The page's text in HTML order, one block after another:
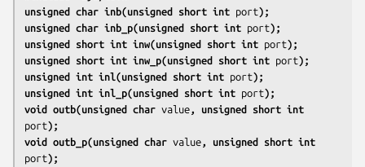
unsigned char inb(unsigned short int port);
unsigned char inb_p(unsigned short int port);
unsigned short int inw(unsigned short int port);
unsigned short int inw_p(unsigned short int port);
unsigned int inl(unsigned short int port);
unsigned int inl_p(unsigned short int port);
void outb(unsigned char value
port);
void outb_p(unsigned char value
port);